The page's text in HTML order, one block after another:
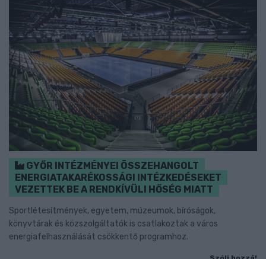
GYŐR INTÉZMÉNYEI ÖSSZEHANGOLT
ENERGIATAKARÉKOSSÁGI INTÉZKEDÉSEKET
VEZETTEK BE A RENDKÍVÜLI HŐSÉG MIATT
Sportlétesítmények, egyetem, múzeumok, bíróságok,
könyvtárak és közszolgáltatók is csatlakoztak a város
energiafelhasználását csökkentő programhoz.